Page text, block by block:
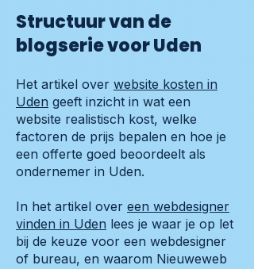
Structuur van de
blogserie voor Uden
Het artikel over website kosten in
Uden geeft inzicht in wat een
website realistisch kost, welke
factoren de prijs bepalen en hoe je
een offerte goed beoordeelt als
ondernemer in Uden.
In het artikel over een webdesigner
vinden in Uden lees je waar je op let
bij de keuze voor een webdesigner
of bureau, en waarom Nieuweweb